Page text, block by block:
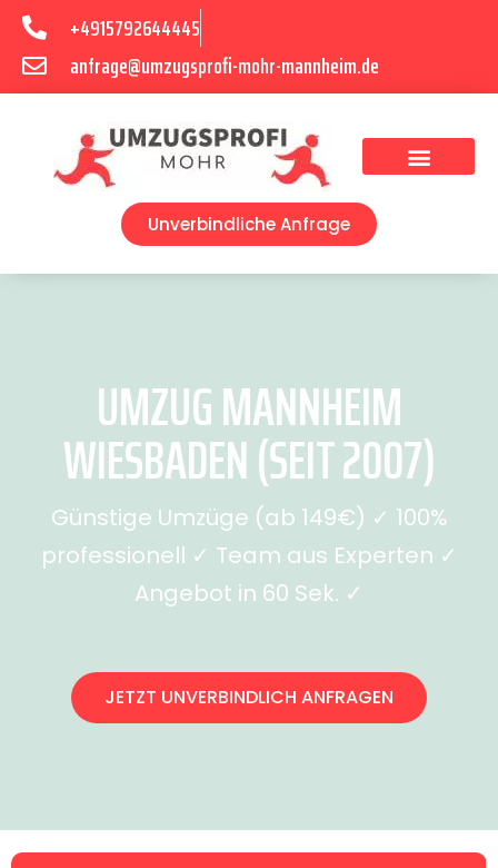
+4915792644445
anfrage@umzugsprofi-mohr-mannheim.de
Unverbindliche Anfrage
UMZUG MANNHEIM
WIESBADEN (SEIT 2007)
Günstige Umzüge (ab 149€) ✓ 100%
professionell ✓ Team aus Experten ✓
Angebot in 60 Sek. ✓
JETZT UNVERBINDLICH ANFRAGEN